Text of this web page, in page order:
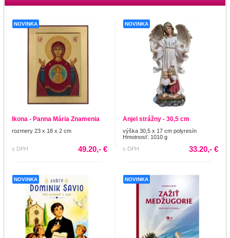
NOVINKA
Ikona - Panna Mária Znamenia
rozmery 23 x 18 x 2 cm
s DPH 49.20,- €
NOVINKA
Anjel strážny - 30,5 cm
výška 30,5 x 17 cm polyresín
Hmotnosť: 1010 g
s DPH
33.20,- €
NOVINKA NOVINKA